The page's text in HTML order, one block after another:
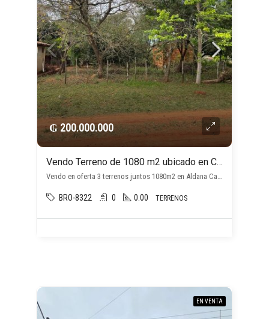
₲ 200.000.000
Vendo Terreno de 1080 m2 ubicado en Capiatá
Vendo en oferta 3 terrenos juntos 1080m2 en Aldana Cañada Capiata, , Capiatá
BRO-8322 0 0.00 TERRENOS
EN VENTA